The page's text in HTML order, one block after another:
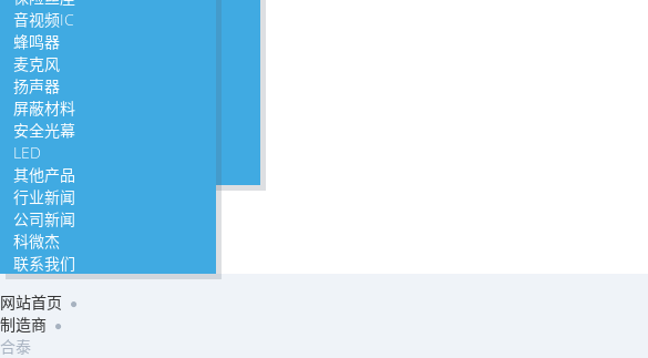
音视频IC
蜂鸣器
麦克风
扬声器
屏蔽材料
安全光幕
LED
其他产品
行业新闻
公司新闻
科微杰
联系我们
网站首页
制造商
合泰